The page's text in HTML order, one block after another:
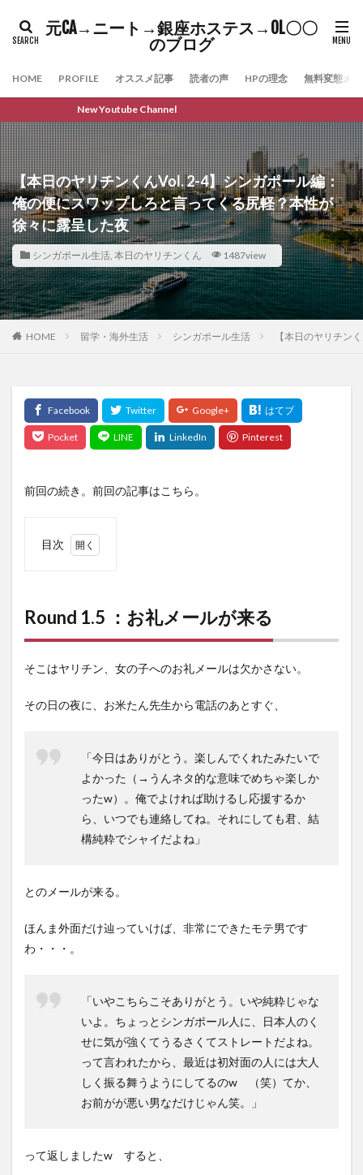
元CA→ニート→銀座ホステス→OL〇〇
のブログ
HOME PROFILE オススメ記事 読者の声 HPの理念 無料変態メ
New Youtube Channel
【本日のヤリチンくんVol. 2-4】シンガポール編：
俺の便にスワップしろと言ってくる尻軽？本性が
徐々に露呈した夜
シンガポール生活, 本日のヤリチンくん 1487view
HOME 留学・海外生活 シンガポール生活 【本日のヤリチン
前回の続き。前回の記事はこちら。
目次
メー
ルが
2：俺
ー線
Round 1.5 ：お礼メールが来る
そこはヤリチン、女の子へのお礼メールは欠かさない。
その日の夜に、お米たん先生から電話のあとすぐ、
「今日はありがとう。楽しんでくれたみたいで
よかった（→うんネタ的な意味でめちゃ楽しか
ったw）。俺でよければ助けるし応援するか
ら、いつでも連絡してね。それにしても君、結
構純粋でシャイだよね」
とのメールが来る。
ほんま外面だけ辿っていけば、非常にできたモテ男です
わ・・・。
「いやこちらこそありがとう。いや純粋じゃな
いよ。ちょっとシンガポール人に、日本人のく
せに気が強くてうるさくてストレートだよね。
って言われたから、最近は初対面の人には大人
しく振る舞うようにしてるのw （笑）てか、
お前がが悪い男なだけじゃん笑。」
って返しましたw すると、